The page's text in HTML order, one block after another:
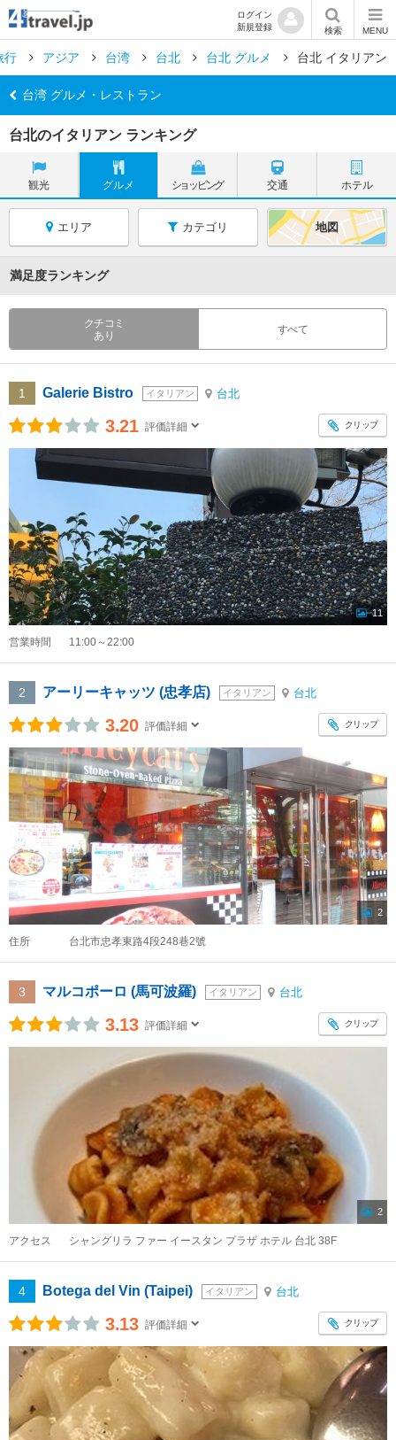
ログイン
新規登録
検索 MENU
行 アジア 台湾 台北 台北 グルメ 台北 イタリアン
台湾 グルメ・レストラン
台北のイタリアン ランキング
観光 グルメ ショッピング 交通 ホテル
エリア カテゴリ 地図
満足度ランキング
クチコミ
あり
すべて
1 Galerie Bistro イタリアン 台北
3.21 評価詳細 クリップ
11
営業時間 11:00～22:00
2 アーリーキャッツ (忠孝店) イタリアン 台北
3.20 評価詳細 クリップ
2
住所 台北市忠孝東路4段248巷2號
3 マルコポーロ (馬可波羅) イタリアン 台北
3.13 評価詳細 クリップ
2
アクセス シャングリラ ファー イースタン プラザ ホテル 台北 38F
4 Botega del Vin (Taipei) イタリアン 台北
3.13 評価詳細 クリップ